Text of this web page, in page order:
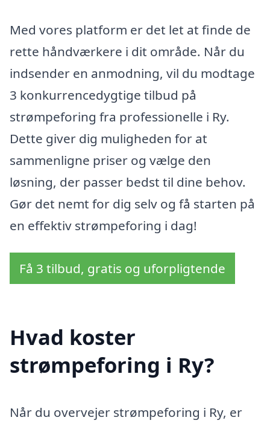
Med vores platform er det let at finde de
rette håndværkere i dit område. Når du
indsender en anmodning, vil du modtage
3 konkurrencedygtige tilbud på
strømpeforing fra professionelle i Ry.
Dette giver dig muligheden for at
sammenligne priser og vælge den
løsning, der passer bedst til dine behov.
Gør det nemt for dig selv og få starten på
en effektiv strømpeforing i dag!
Få 3 tilbud, gratis og uforpligtende
Hvad koster
strømpeforing i Ry?
Når du overvejer strømpeforing i Ry, er